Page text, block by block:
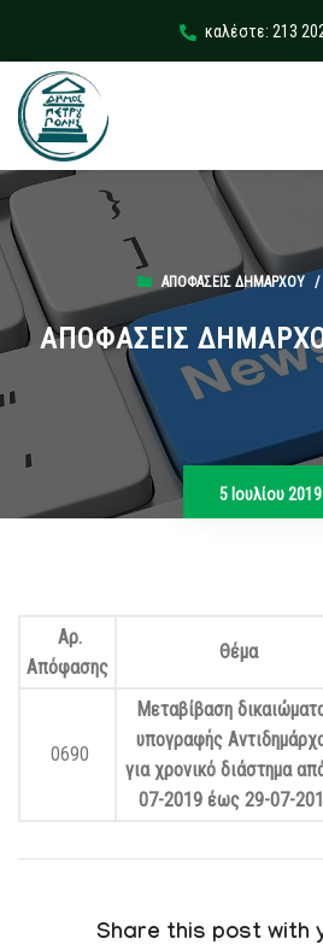
καλέστε: 213
ΑΠΟΦΆΣΕΙΣ ΔΗΜΆΡΧΟΥ /
ΑΠΟΦΑΣΕΙΣ
5 Ιουλίου 2019
Αρ.
Απόφασης
Θέμα
0690
Μεταβίβαση
υπογραφής
για χρονικό διάστημα
07-2019 έως 29-07-
Share this post with